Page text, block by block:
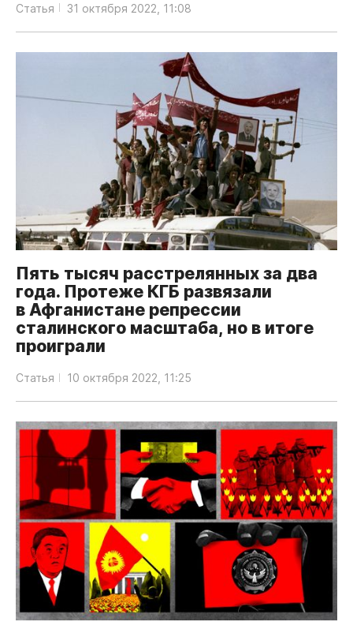
Статья 31 октября 2022, 11:08
Пять тысяч расстрелянных за два
года. Протеже КГБ развязали
в Афганистане репрессии
сталинского масштаба, но в итоге
проиграли
Статья 10 октября 2022, 11:25